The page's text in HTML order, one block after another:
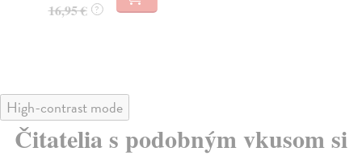
16,95 € ?
High-contrast mode
Čitatelia s podobným vkusom si